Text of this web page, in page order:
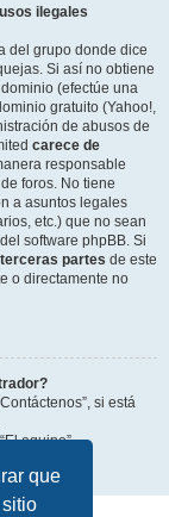
que
ilegales
del grupo donde dice
Si así no obtiene
(efectúe una
gratuito (Yahoo!,
de abusos de
carece de
responsable
foros. No tiene
a asuntos legales
etc.) que no sean
software phpBB. Si
partes de este
o directamente no
si está
equipo”.